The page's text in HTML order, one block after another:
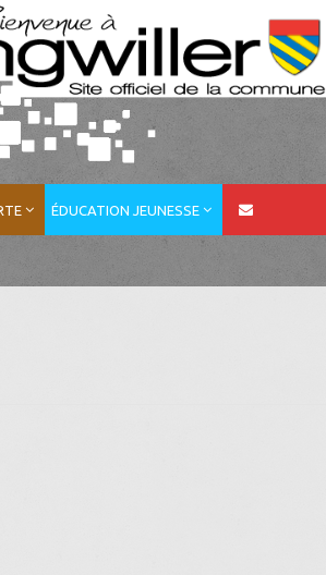
ÉDUCATION JEUNESSE